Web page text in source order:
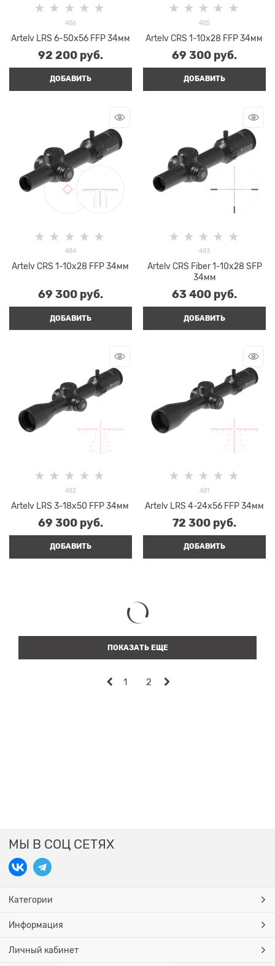
486
Artelv LRS 6-50x56 FFP 34мм
92 200 руб.
ДОБАВИТЬ
485
Artelv CRS 1-10x28 FFP 34мм
69 300 руб.
ДОБАВИТЬ
484
Artelv CRS 1-10x28 FFP 34мм
69 300 руб.
ДОБАВИТЬ
483
Artelv CRS Fiber 1-10x28 SFP
34мм
63 400 руб.
ДОБАВИТЬ
482
Artelv LRS 3-18x50 FFP 34мм
69 300 руб.
ДОБАВИТЬ
481
Artelv LRS 4-24x56 FFP 34мм
72 300 руб.
ДОБАВИТЬ
ПОКАЗАТЬ ЕЩЕ
1 2
МЫ В СОЦ СЕТЯХ
Категории
Информация
Личный кабинет